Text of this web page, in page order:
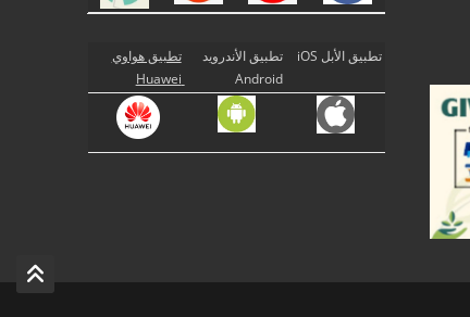
تطبيق الأبل iOS
تطبيق الأندرويد
Android
تطبيق هواوي